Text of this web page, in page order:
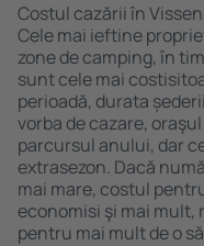
Costul cazării în
Cele mai ieftine
zone de camping, în
sunt cele mai
perioadă, durata
vorba de cazare,
parcursul anului, dar
extrasezon. Dacă
mai mare, costul
economisi şi mai mult,
pentru mai mult de o